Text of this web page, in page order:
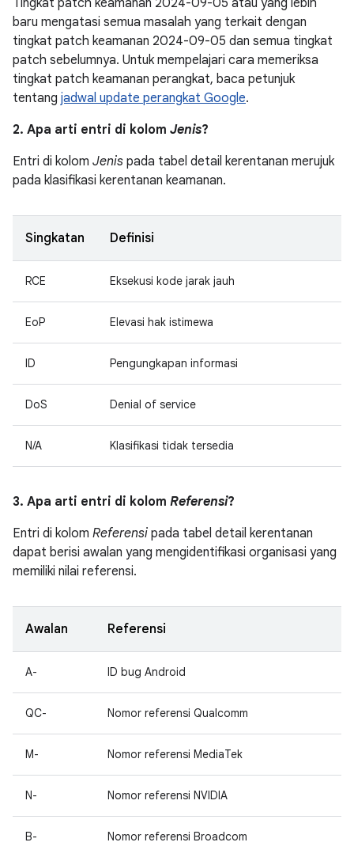
Tingkat patch keamanan 2024-09-05 atau yang lebih
baru mengatasi semua masalah yang terkait dengan
tingkat patch keamanan 2024-09-05 dan semua tingkat
patch sebelumnya. Untuk mempelajari cara memeriksa
tingkat patch keamanan perangkat, baca petunjuk
tentang jadwal update perangkat Google.
2. Apa arti entri di kolom Jenis?
Entri di kolom Jenis pada tabel detail kerentanan merujuk
pada klasifikasi kerentanan keamanan.
Singkatan Definisi
RCE Eksekusi kode jarak jauh
EoP Elevasi hak istimewa
ID Pengungkapan informasi
DoS Denial of service
N/A Klasifikasi tidak tersedia
3. Apa arti entri di kolom Referensi?
Entri di kolom Referensi pada tabel detail kerentanan
dapat berisi awalan yang mengidentifikasi organisasi yang
memiliki nilai referensi.
Awalan Referensi
A- ID bug Android
QC- Nomor referensi Qualcomm
M- Nomor referensi MediaTek
N- Nomor referensi NVIDIA
B- Nomor referensi Broadcom